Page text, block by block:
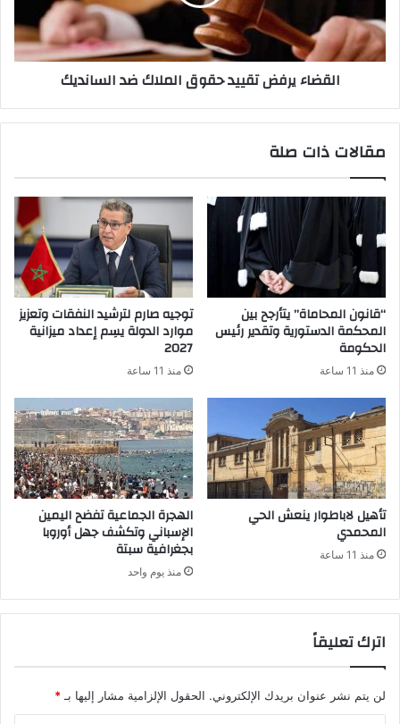
القضاء يرفض تقييد حقوق الملاك ضد السانديك
مقالات ذات صلة
“قانون المحاماة” يتأرجح بين
المحكمة الدستورية وتقدير رئيس
الحكومة
منذ 11 ساعة
توجيه صارم لترشيد النفقات وتعزيز
موارد الدولة يسِم إعداد ميزانية
2027
منذ 11 ساعة
تأهيل لاباطوار ينعش الحي
المحمدي
منذ 11 ساعة
الهجرة الجماعية تفضح اليمين
الإسباني وتكشف جهل أوروبا
بجغرافية سبتة
منذ يوم واحد
اترك تعليقاً
لن يتم نشر عنوان بريدك الإلكتروني. الحقول الإلزامية مشار إليها بـ *